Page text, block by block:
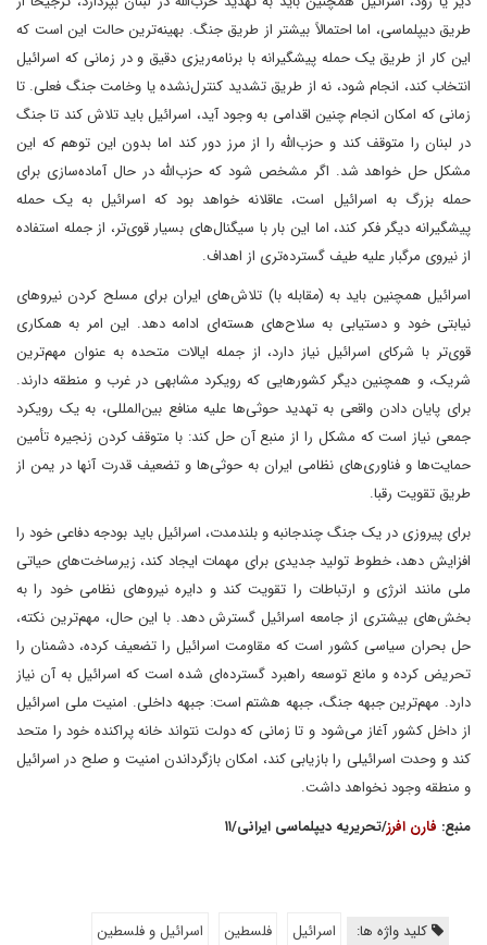
طریق دیپلماسی، اما احتمالاً بیشتر از طریق جنگ. بهینه‌ترین حالت این است که
این کار از طریق یک حمله پیشگیرانه با برنامه‌ریزی دقیق و در زمانی که اسرائیل
انتخاب کند، انجام شود، نه از طریق تشدید کنترل‌نشده یا وخامت جنگ فعلی. تا
زمانی که امکان انجام چنین اقدامی به وجود آید، اسرائیل باید تلاش کند تا جنگ
در لبنان را متوقف کند و حزب‌الله را از مرز دور کند اما بدون این توهم که این
مشکل حل خواهد شد. اگر مشخص شود که حزب‌الله در حال آماده‌سازی برای
حمله بزرگ به اسرائیل است، عاقلانه خواهد بود که اسرائیل به یک حمله
پیشگیرانه دیگر فکر کند، اما این بار با سیگنال‌های بسیار قوی‌تر، از جمله استفاده
از نیروی مرگبار علیه طیف گسترده‌تری از اهداف.
اسرائیل همچنین باید به (مقابله با) تلاش‌های ایران برای مسلح کردن نیروهای
نیابتی خود و دستیابی به سلاح‌های هسته‌ای ادامه دهد. این امر به همکاری
قوی‌تر با شرکای اسرائیل نیاز دارد، از جمله ایالات متحده به عنوان مهم‌ترین
شریک، و همچنین دیگر کشورهایی که رویکرد مشابهی در غرب و منطقه دارند.
برای پایان دادن واقعی به تهدید حوثی‌ها علیه منافع بین‌المللی، به یک رویکرد
جمعی نیاز است که مشکل را از منبع آن حل کند: با متوقف کردن زنجیره تأمین
حمایت‌ها و فناوری‌های نظامی ایران به حوثی‌ها و تضعیف قدرت آنها در یمن از
طریق تقویت رقبا.
برای پیروزی در یک جنگ چندجانبه و بلندمدت، اسرائیل باید بودجه‌ دفاعی خود را
افزایش دهد، خطوط تولید جدیدی برای مهمات ایجاد کند، زیرساخت‌های حیاتی
ملی مانند انرژی و ارتباطات را تقویت کند و دایره نیروهای نظامی خود را به
بخش‌های بیشتری از جامعه اسرائیل گسترش دهد. با این حال، مهم‌ترین نکته،
حل بحران سیاسی کشور است که مقاومت اسرائیل را تضعیف کرده، دشمنان را
تحریض کرده و مانع توسعه راهبرد گسترده‌ای شده است که اسرائیل به آن نیاز
دارد. مهم‌ترین جبهه جنگ، جبهه هشتم است: جبهه داخلی. امنیت ملی اسرائیل
از داخل کشور آغاز می‌شود و تا زمانی که دولت نتواند خانه پراکنده خود را متحد
کند و وحدت اسرائیلی را بازیابی کند، امکان بازگرداندن امنیت و صلح در اسرائیل
و منطقه وجود نخواهد داشت.
منبع: فارن افرز/تحریریه دیپلماسی ایرانی/۱۱
کلید واژه ها: اسرائیل فلسطین
اسرائیل و فلسطین